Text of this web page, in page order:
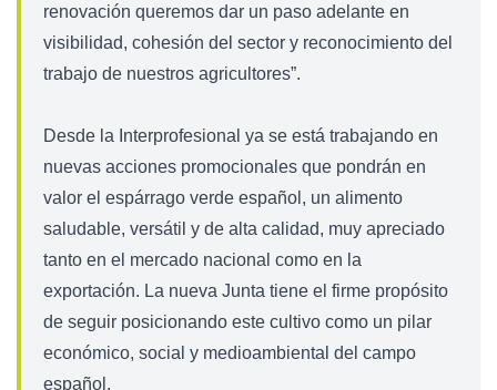
renovación queremos dar un paso adelante en
visibilidad, cohesión del sector y reconocimiento del
trabajo de nuestros agricultores”.
Desde la Interprofesional ya se está trabajando en
nuevas acciones promocionales que pondrán en
valor el espárrago verde español, un alimento
saludable, versátil y de alta calidad, muy apreciado
tanto en el mercado nacional como en la
exportación. La nueva Junta tiene el firme propósito
de seguir posicionando este cultivo como un pilar
económico, social y medioambiental del campo
español.